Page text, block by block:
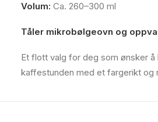
Volum: Ca. 260–300 ml
Tåler mikrobølgeovn og
Et flott valg for deg som ønsker å
kaffestunden med et fargerikt og